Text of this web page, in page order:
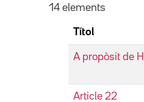
14 elements
Títol
A propòsit de
Article 22